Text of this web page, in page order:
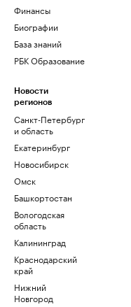
Финансы
Биографии
База знаний
РБК Образование
Новости
регионов
Санкт-Петербург
и область
Екатеринбург
Новосибирск
Омск
Башкортостан
Вологодская
область
Калининград
Краснодарский
край
Нижний
Новгород